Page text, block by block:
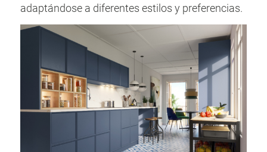
adaptándose a diferentes estilos y preferencias.